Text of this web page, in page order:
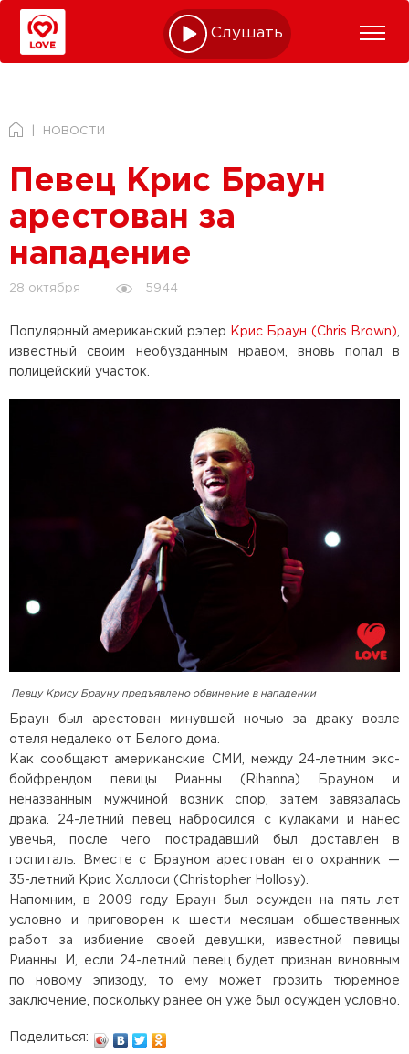
Слушать online
НОВОСТИ
Певец Крис Браун
арестован за
нападение
28 октября 5944
Популярный американский рэпер Крис Браун (Chris Brown)
известный своим необузданным нравом, вновь попал в
полицейский участок.
Певцу Крису Брауну предъявлено обвинение в нападении
Браун был арестован минувшей ночью за драку возле
отеля недалеко от Белого дома.
Как сообщают американские СМИ, между 24-летним экс-
бойфрендом певицы Рианны (Rihanna) Брауном и
неназванным мужчиной возник спор, затем завязалась
драка. 24-летний певец набросился с кулаками и нанес
увечья, после чего пострадавший был доставлен в
госпиталь. Вместе с Брауном арестован его охранник —
35-летний Крис Холлоси (Christopher Hollosy).
Напомним, в 2009 году Браун был осужден на пять лет
условно и приговорен к шести месяцам общественных
работ за избиение своей девушки, известной певицы
Рианны. И, если 24-летний певец будет признан виновным
по новому эпизоду, то ему может грозить тюремное
заключение, поскольку ранее он уже был осужден условно.
Поделиться: